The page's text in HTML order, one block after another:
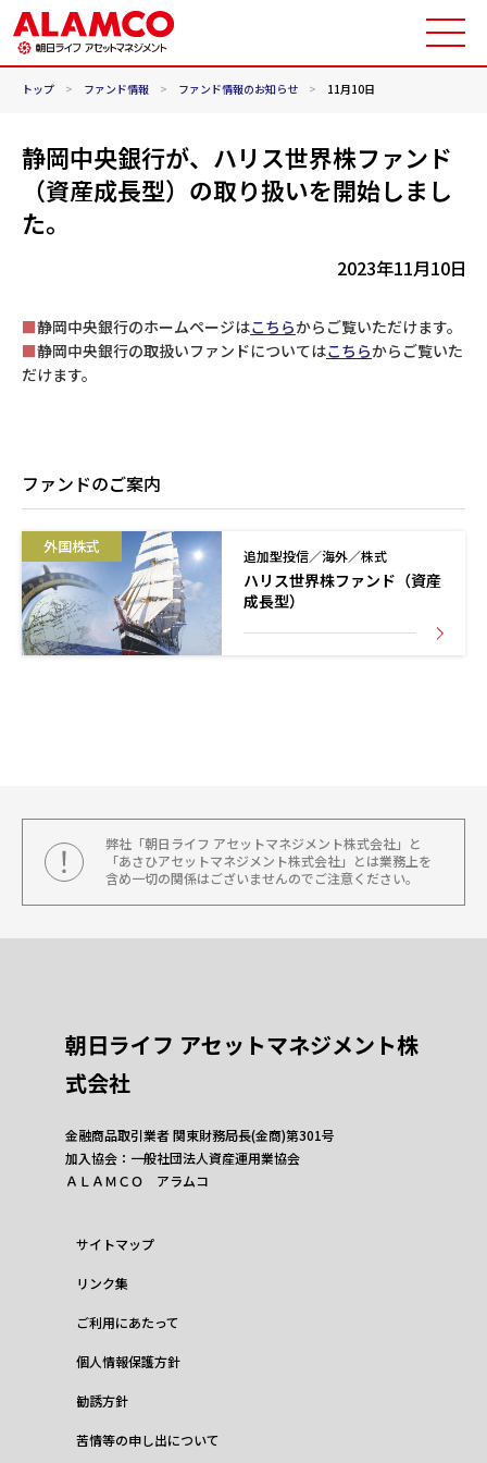
トップ > ファンド情報 > ファンド情報のお知らせ > 11月10日
静岡中央銀行が、ハリス世界株ファンド
（資産成長型）の取り扱いを開始しまし
た。
2023年11月10日
■静岡中央銀行のホームページはこちらからご覧いただけます。
■静岡中央銀行の取扱いファンドについてはこちらからご覧いた
だけます。
ファンドのご案内
外国株式 追加型投信／海外／株式
ハリス世界株ファンド（資産
成長型）
弊社「朝日ライフ アセットマネジメント株式会社」と
「あさひアセットマネジメント株式会社」とは業務上を
含め一切の関係はございませんのでご注意ください。
朝日ライフ アセットマネジメント株
式会社
金融商品取引業者 関東財務局長(金商)第301号
加入協会：一般社団法人資産運用業協会
ＡＬＡＭＣＯ アラムコ
サイトマップ
リンク集
ご利用にあたって
個人情報保護方針
勧誘方針
苦情等の申し出について